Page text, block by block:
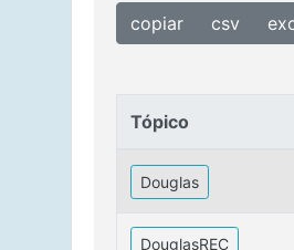
copiar csv
Tópico
Tópico
Douglas
DouglasREC